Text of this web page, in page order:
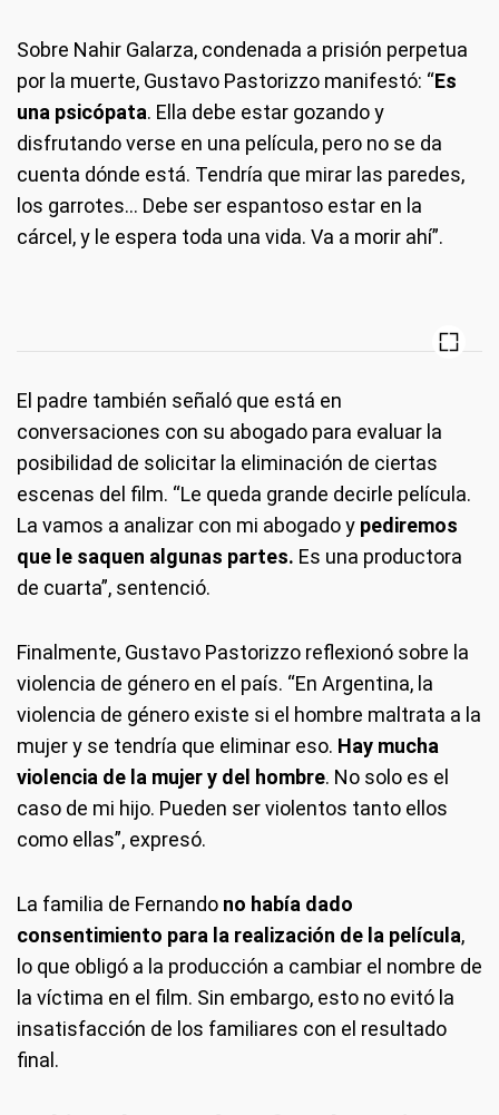
Sobre Nahir Galarza, condenada a prisión perpetua
por la muerte, Gustavo Pastorizzo manifestó: “Es
una psicópata. Ella debe estar gozando y
disfrutando verse en una película, pero no se da
cuenta dónde está. Tendría que mirar las paredes,
los garrotes… Debe ser espantoso estar en la
cárcel, y le espera toda una vida. Va a morir ahí”.
El padre también señaló que está en
conversaciones con su abogado para evaluar la
posibilidad de solicitar la eliminación de ciertas
escenas del film. “Le queda grande decirle película.
La vamos a analizar con mi abogado y pediremos
que le saquen algunas partes. Es una productora
de cuarta”, sentenció.
Finalmente, Gustavo Pastorizzo reflexionó sobre la
violencia de género en el país. “En Argentina, la
violencia de género existe si el hombre maltrata a la
mujer y se tendría que eliminar eso. Hay mucha
violencia de la mujer y del hombre. No solo es el
caso de mi hijo. Pueden ser violentos tanto ellos
como ellas”, expresó.
La familia de Fernando no había dado
consentimiento para la realización de la película,
lo que obligó a la producción a cambiar el nombre de
la víctima en el film. Sin embargo, esto no evitó la
insatisfacción de los familiares con el resultado
final.